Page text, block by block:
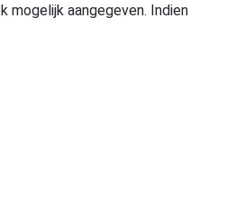
aangegeven. Indien